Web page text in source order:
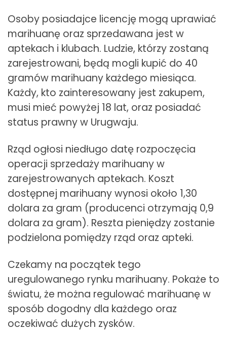
Osoby posiadajce licencję mogą uprawiać
marihuanę oraz sprzedawana jest w
aptekach i klubach. Ludzie, którzy zostaną
zarejestrowani, będą mogli kupić do 40
gramów marihuany każdego miesiąca.
Każdy, kto zainteresowany jest zakupem,
musi mieć powyżej 18 lat, oraz posiadać
status prawny w Urugwaju.
Rząd ogłosi niedługo datę rozpoczęcia
operacji sprzedaży marihuany w
zarejestrowanych aptekach. Koszt
dostępnej marihuany wynosi około 1,30
dolara za gram (producenci otrzymają 0,9
dolara za gram). Reszta pieniędzy zostanie
podzielona pomiędzy rząd oraz apteki.
Czekamy na początek tego
uregulowanego rynku marihuany. Pokaże to
światu, że można regulować marihuanę w
sposób dogodny dla każdego oraz
oczekiwać dużych zysków.